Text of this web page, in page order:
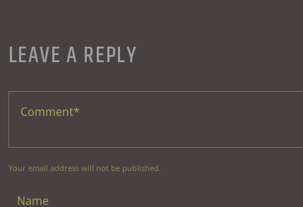
LEAVE A REPLY
Your email address will not be published.